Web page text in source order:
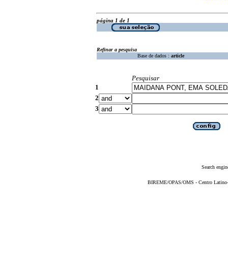
página 1 de 1
Refinar a pesquisa
Base de dados : article
Pesquisar
1
2
3
Search
BIREME/OPAS/OMS - Centro Latino-